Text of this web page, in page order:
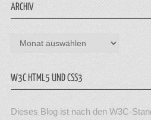
ARCHIV
Archiv
W3C HTML5 UND CSS3
Dieses Blog ist nach den W3C-